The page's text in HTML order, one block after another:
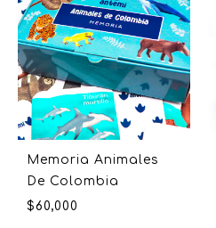
Memoria Animales
De Colombia
$60,000